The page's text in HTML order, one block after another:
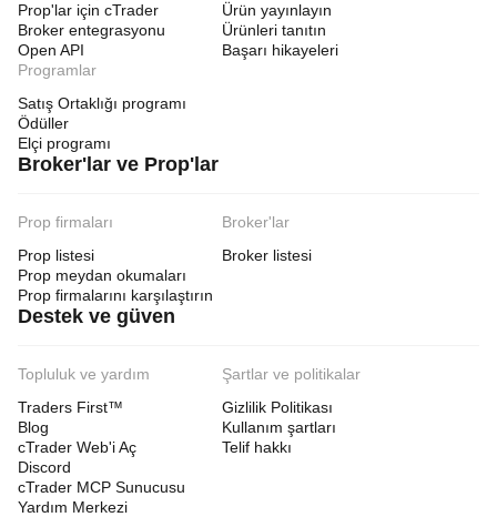
Prop'lar için cTrader
Broker entegrasyonu
Open API
Ürün yayınlayın
Ürünleri tanıtın
Başarı hikayeleri
Programlar
Satış Ortaklığı programı
Ödüller
Elçi programı
Broker'lar ve Prop'lar
Prop firmaları
Prop listesi
Prop meydan okumaları
Prop firmalarını karşılaştırın
Broker'lar
Broker listesi
Destek ve güven
Topluluk ve yardım
Traders First™
Blog
cTrader Web'i Aç
Discord
cTrader MCP Sunucusu
Yardım Merkezi
Şartlar ve politikalar
Gizlilik Politikası
Kullanım şartları
Telif hakkı